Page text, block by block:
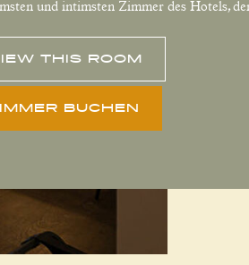
und intimsten Zimmer des Hotels,
THIS ROOM
BUCHEN